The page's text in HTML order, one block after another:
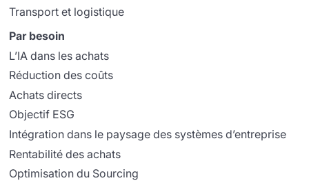
Transport et logistique
Par besoin
L’IA dans les achats
Réduction des coûts
Achats directs
Objectif ESG
Intégration dans le paysage des systèmes d’entreprise
Rentabilité des achats
Optimisation du Sourcing